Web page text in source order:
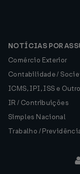
NOTÍCIAS POR
Comércio Exterior
Contabilidade /
ICMS, IPI, ISS e
IR / Contribuições
Simples Nacional
Trabalho /